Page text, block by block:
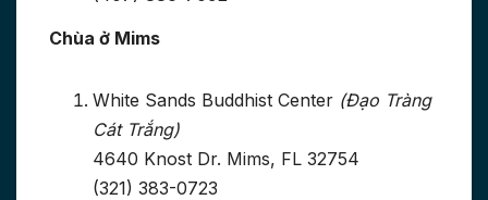
Chùa ở Mims
White Sands Buddhist Center (Đạo Tràng
Cát Trắng)
4640 Knost Dr. Mims, FL 32754
(321) 383-0723